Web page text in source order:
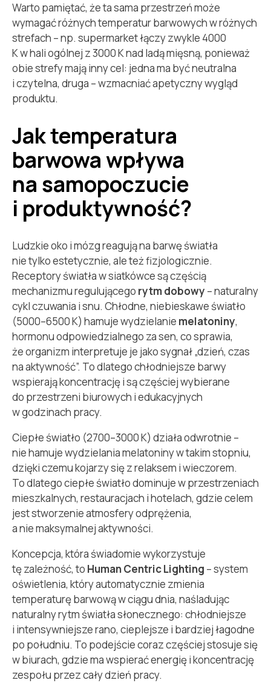
Warto pamiętać, że ta sama przestrzeń może
wymagać różnych temperatur barwowych w różnych
strefach – np. supermarket łączy zwykle 4000
K w hali ogólnej z 3000 K nad ladą mięsną, ponieważ
obie strefy mają inny cel: jedna ma być neutralna
i czytelna, druga – wzmacniać apetyczny wygląd
produktu.
Jak temperatura
barwowa wpływa
na samopoczucie
i produktywność?
Ludzkie oko i mózg reagują na barwę światła
nie tylko estetycznie, ale też fizjologicznie.
Receptory światła w siatkówce są częścią
mechanizmu regulującego rytm dobowy – naturalny
cykl czuwania i snu. Chłodne, niebieskawe światło
(5000–6500 K) hamuje wydzielanie melatoniny,
hormonu odpowiedzialnego za sen, co sprawia,
że organizm interpretuje je jako sygnał „dzień, czas
na aktywność”. To dlatego chłodniejsze barwy
wspierają koncentrację i są częściej wybierane
do przestrzeni biurowych i edukacyjnych
w godzinach pracy.
Ciepłe światło (2700–3000 K) działa odwrotnie –
nie hamuje wydzielania melatoniny w takim stopniu,
dzięki czemu kojarzy się z relaksem i wieczorem.
To dlatego ciepłe światło dominuje w przestrzeniach
mieszkalnych, restauracjach i hotelach, gdzie celem
jest stworzenie atmosfery odprężenia,
a nie maksymalnej aktywności.
Koncepcja, która świadomie wykorzystuje
tę zależność, to Human Centric Lighting – system
oświetlenia, który automatycznie zmienia
temperaturę barwową w ciągu dnia, naśladując
naturalny rytm światła słonecznego: chłodniejsze
i intensywniejsze rano, cieplejsze i bardziej łagodne
po południu. To podejście coraz częściej stosuje się
w biurach, gdzie ma wspierać energię i koncentrację
zespołu przez cały dzień pracy.